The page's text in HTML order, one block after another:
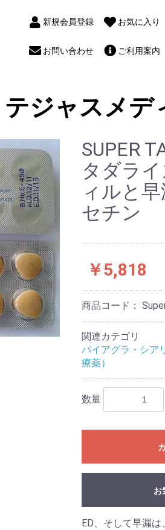
新規会員登録 お気に入り
お問い合わせ ご利用案内
ジャスメデ
SUPER
タダラ
ィルと
セチン
￥5,818
商品コード：
関連カテゴリ
バイアグラ・シア
療薬）
数量
お
ED、そして早漏